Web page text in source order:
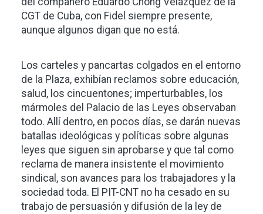
CGT de Cuba, con Fidel siempre presente,
aunque algunos digan que no está.
Los carteles y pancartas colgados en el entorno
de la Plaza, exhibían reclamos sobre educación,
salud, los cincuentones; imperturbables, los
mármoles del Palacio de las Leyes observaban
todo. Allí dentro, en pocos días, se darán nuevas
batallas ideológicas y políticas sobre algunas
leyes que siguen sin aprobarse y que tal como
reclama de manera insistente el movimiento
sindical, son avances para los trabajadores y la
sociedad toda. El PIT-CNT no ha cesado en su
trabajo de persuasión y difusión de la ley de